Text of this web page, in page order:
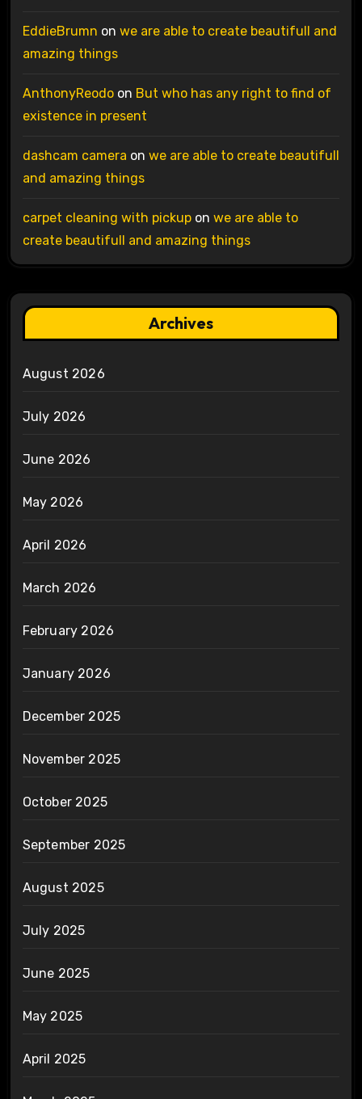
EddieBrumn on we are able to create beautifull and
amazing things
AnthonyReodoon But who has any right to find of
existence in present
dashcam camera on we are able to create beautifull
and amazing things
carpet cleaning with pickupon we are able to
create beautifull and amazing things
Archives
August 2026
July 2026
June 2026
May 2026
April 2026
March 2026
February 2026
January 2026
December 2025
November 2025
October 2025
September 2025
August 2025
July 2025
June 2025
May 2025
April 2025